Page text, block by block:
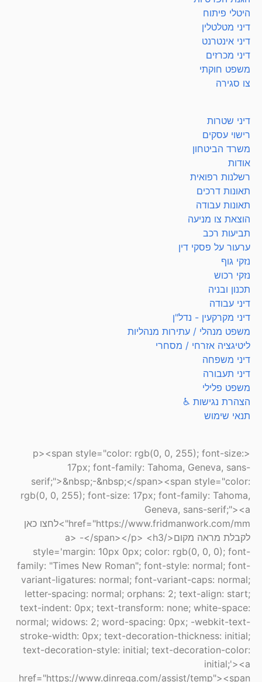
היטלי פיתוח
דיני מטלטלין
דיני אינטרנט
דיני מכרזים
משפט חוקתי
צו סגירה
דיני שטרות
רישוי עסקים
משרד הביטחון
אודות
רשלנות רפואית
תאונות דרכים
תאונות עבודה
הוצאת צו מניעה
תביעות רכב
ערעור על פסקי דין
נזקי גוף
נזקי רכוש
תכנון ובניה
דיני עבודה
דיני מקרקעין - נדל"ן
משפט מנהלי / עתירות מנהליות
ליטיגציה אזרחי / מסחרי
דיני משפחה
דיני תעבורה
משפט פלילי
הצהרת נגישות ♿
תנאי שימוש
<p><span style="color: rgb(0, 0, 255); font-size:
17px; font-family: Tahoma, Geneva, sans-
serif;">&nbsp;-&nbsp;</span><span style="color:
rgb(0, 0, 255); font-size: 17px; font-family: Tahoma,
Geneva, sans-serif;"><a
href="https://www.fridmanwork.com/mm">לחצו כאן
לקבלת מראה מקום</a> -</span></p> <h3
style='margin: 10px 0px; color: rgb(0, 0, 0); font-
family: "Times New Roman"; font-style: normal; font-
variant-ligatures: normal; font-variant-caps: normal;
letter-spacing: normal; orphans: 2; text-align: start;
text-indent: 0px; text-transform: none; white-space:
normal; widows: 2; word-spacing: 0px; -webkit-text-
stroke-width: 0px; text-decoration-thickness: initial;
text-decoration-style: initial; text-decoration-color:
initial;'><a
href="https://www.dinrega.com/assist/temp"><span